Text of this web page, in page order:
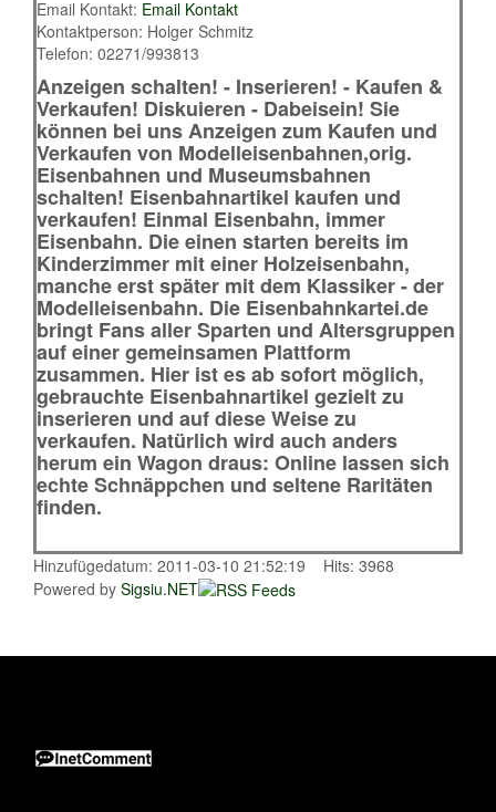
Email Kontakt: Email Kontakt
Kontaktperson: Holger Schmitz
Telefon: 02271/993813
Anzeigen schalten! - Inserieren! - Kaufen &
Verkaufen! Diskuieren - Dabeisein! Sie
können bei uns Anzeigen zum Kaufen und
Verkaufen von Modelleisenbahnen,orig.
Eisenbahnen und Museumsbahnen
schalten! Eisenbahnartikel kaufen und
verkaufen! Einmal Eisenbahn, immer
Eisenbahn. Die einen starten bereits im
Kinderzimmer mit einer Holzeisenbahn,
manche erst später mit dem Klassiker - der
Modelleisenbahn. Die Eisenbahnkartei.de
bringt Fans aller Sparten und Altersgruppen
auf einer gemeinsamen Plattform
zusammen. Hier ist es ab sofort möglich,
gebrauchte Eisenbahnartikel gezielt zu
inserieren und auf diese Weise zu
verkaufen. Natürlich wird auch anders
herum ein Wagon draus: Online lassen sich
echte Schnäppchen und seltene Raritäten
finden.
Hinzufügedatum: 2011-03-10 21:52:19 Hits: 3968
Powered by Sigsiu.NET